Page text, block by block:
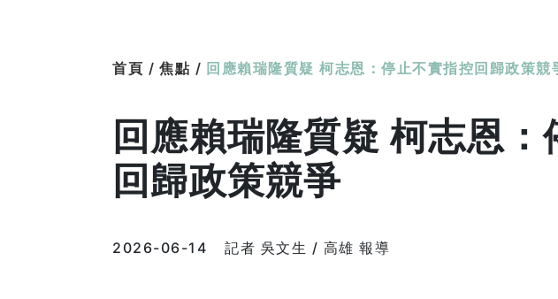
首頁 / 焦點 / 回應賴瑞隆質疑 柯志恩：停止不實指控回歸政策競
回應賴瑞隆質疑 柯志恩
回歸政策競爭
2026-06-14 記者 吳文生 / 高雄 報導